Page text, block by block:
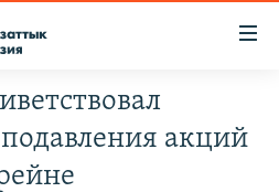
акций